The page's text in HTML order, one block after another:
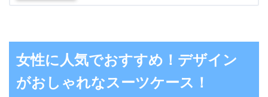
女性に人気でおすすめ！デザイン
がおしゃれなスーツケース！